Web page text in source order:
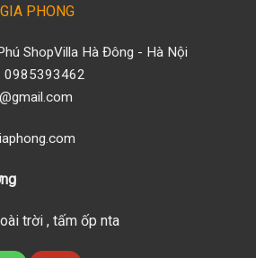
PHONG
ShopVilla Hà Đông - Hà Nội
trời, tấm ốp nta